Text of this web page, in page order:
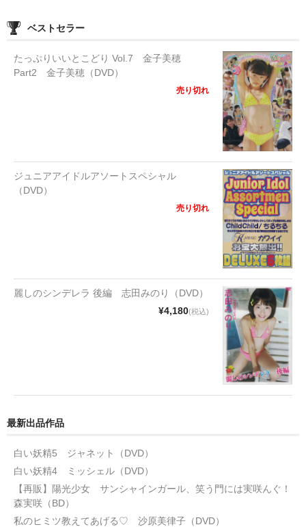
ベストセラー
たっぷりいいとこどり Vol.7 金子美穂
Part2 金子美穂（DVD）
売り切れ
ジュニアアイドルアソートスペシャル
（DVD）
売り切れ
麗しのシンデレラ 後編 志田みのり（DVD）
¥4,180(税込)
最新出品作品
白い妖精5 ジャネット（DVD）
白い妖精4 ミッシェル（DVD）
【再販】陽光少女 サンシャインガール、笑う門には実咲んぐ！
森実咲（BD）
私のヒミツ教えてあげる♡ 沙原美律子（DVD）